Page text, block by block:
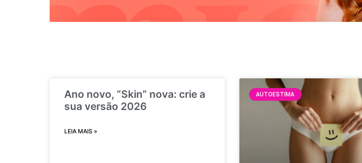
Ano novo, “Skin” nova: crie a
sua versão 2026
LEIA MAIS »
AUTOESTIMA